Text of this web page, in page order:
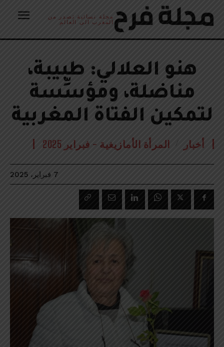
مجلة نسائية تصدر من
المغرب الى العالم
هنو العلالي: طبيبة،
مناضلة، ومؤسِّسة
لتمكين الفتاة المغربية
أخبار المرأة الأمازيغية - فبراير 2025
7 فبراير، 2025